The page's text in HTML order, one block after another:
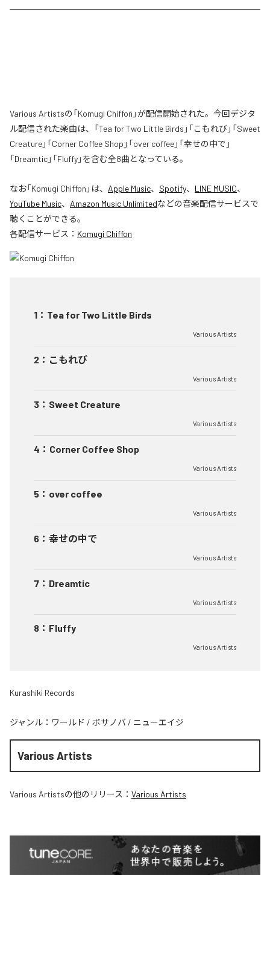
Various Artistsの「Komugi Chiffon」が配信開始された。今回デジタ
ル配信された楽曲は、「Tea for Two Little Birds」「こもれび」「Sweet
Creature」「Corner Coffee Shop」「over coffee」「幸せの中で」
「Dreamtic」「Fluffy」を含む全8曲となっている。
なお「Komugi Chiffon 」は、 Apple Music、 Spotify、 LINE MUSIC、
YouTube Music、 Amazon Music Unlimitedなどの音楽配信サービスで
聴くことができる。
各配信サービス： Komugi Chiffon
1 ： Tea for Two Little Birds
Various Artists
2 ： こもれび
Various Artists
3 ： Sweet Creature
Various Artists
4 ： Corner Coffee Shop
Various Artists
5 ： over coffee
Various Artists
6 ： 幸せの中で
Various Artists
7 ： Dreamtic
Various Artists
8 ： Fluffy
Various Artists
Kurashiki Records
ジャンル： ワールド / ボサノバ / ニューエイジ
Various Artists
Various Artistsの他のリリース： Various Artists